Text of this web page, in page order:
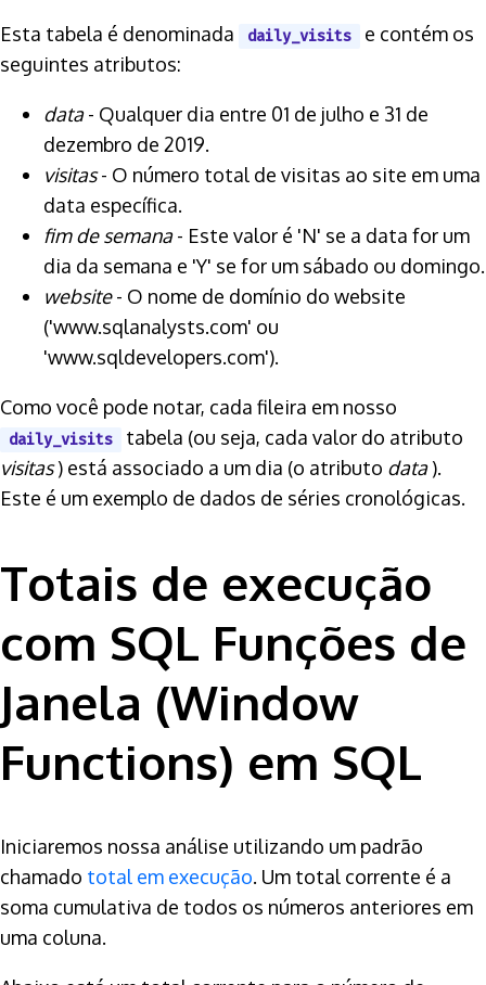
Esta tabela é denominada daily_visits
e contém os
seguintes atributos:
data- Qualquer dia entre 01 de julho e 31 de
dezembro de 2019.
visitas- O número total de visitas ao site em uma
data específica.
fim de semana- Este valor é 'N' se a data for um
dia da semana e 'Y' se for um sábado ou domingo.
website- O nome de domínio do website
('www.sqlanalysts.com' ou
'www.sqldevelopers.com').
Como você pode notar, cada fileira em nosso
daily_visits
tabela (ou seja, cada valor do atributo
visitas) está associado a um dia (o atributo data).
Este é um exemplo de dados de séries cronológicas.
Totais de execução
com SQL Funções de
Janela (Window
Functions) em SQL
Iniciaremos nossa análise utilizando um padrão
chamado total em execução. Um total corrente é a
soma cumulativa de todos os números anteriores em
uma coluna.